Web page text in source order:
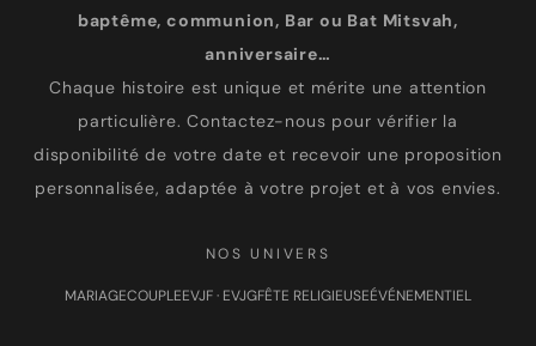
baptême, communion, Bar ou Bat Mitsvah,
anniversaire…
Chaque histoire est unique et mérite une attention
particulière. Contactez-nous pour vérifier la
disponibilité de votre date et recevoir une proposition
personnalisée, adaptée à votre projet et à vos envies.
NOS UNIVERS
MARIAGECOUPLEEVJF · EVJGFÊTE RELIGIEUSEÉVÉNEMENTIEL